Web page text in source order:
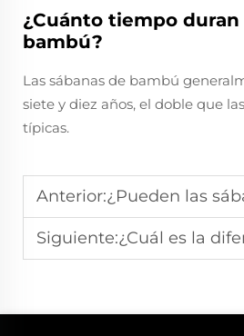
¿Cuánto tiempo duran
bambú?
Las sábanas de bambú
siete y diez años, el doble que
típicas.
Anterior:¿Pueden las sábanas de
Siguiente:¿Cuál es la diferencia entre